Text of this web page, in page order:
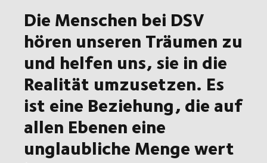
Die Menschen bei DSV
hören unseren Träumen zu
und helfen uns, sie in die
Realität umzusetzen. Es
ist eine Beziehung, die auf
allen Ebenen eine
unglaubliche Menge wert